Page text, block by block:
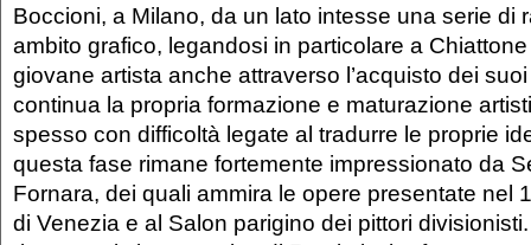
Boccioni, a Milano, da un lato intesse una serie di
ambito grafico, legandosi in particolare a
giovane artista anche attraverso l’acquisto dei suoi
continua la propria formazione e maturazione
spesso con difficoltà legate al tradurre le proprie
questa fase rimane fortemente impressionato da
Fornara, dei quali ammira le opere presentate nel
di Venezia e al Salon parigino dei pittori